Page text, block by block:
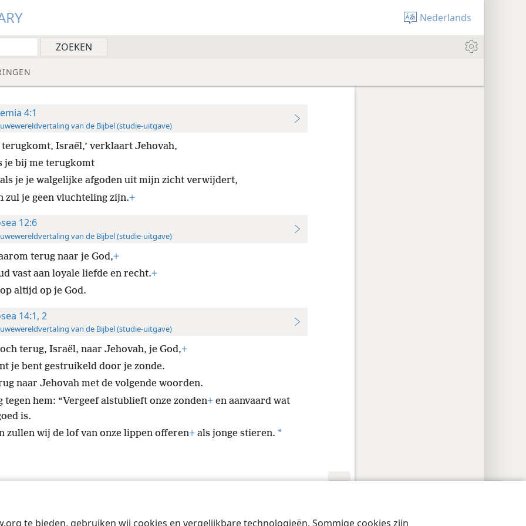
te bieden, gebruiken wij cookies en vergelijkbare technologieën. Sommige cookies zijn
Nederlands
4:1
van de Bijbel (studie-uitgave)
terugkomt, Israël,’ verklaart Jehovah,
je bij me terugkomt
je je walgelijke afgoden uit mijn zicht verwijdert,
zul je geen vluchteling zijn.+
12:6
van de Bijbel (studie-uitgave)
terug naar je God,+
vast aan loyale liefde en recht.+
altijd op je God.
14:1, 2
van de Bijbel (studie-uitgave)
terug, Israël, naar Jehovah, je God,+
je bent gestruikeld door je zonde.
naar Jehovah met de volgende woorden.
tegen hem: “Vergeef alstublieft onze zonden+en aanvaard wat
is.
zullen wij de lof van onze lippen offeren+als jonge stieren. *
Society of Pennsylvania